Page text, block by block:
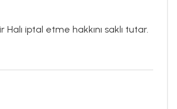
iptal etme hakkını saklı tutar.